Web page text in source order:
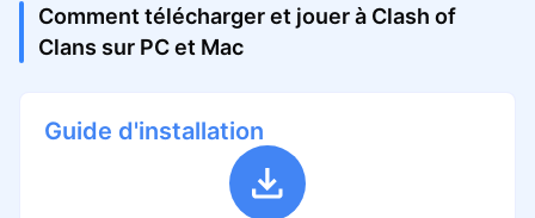
Comment télécharger et jouer à Clash of
Clans sur PC et Mac
Guide d'installation